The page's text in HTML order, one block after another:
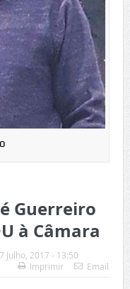
Guerreiro
à Câmara
7 Julho, 2017 - 13:50
Imprimir
Email